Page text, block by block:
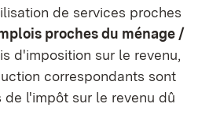
de services proches
proches du ménage /
d'imposition sur le revenu,
correspondants sont
l'impôt sur le revenu dû